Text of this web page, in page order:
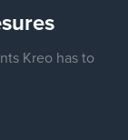
Kreo has to